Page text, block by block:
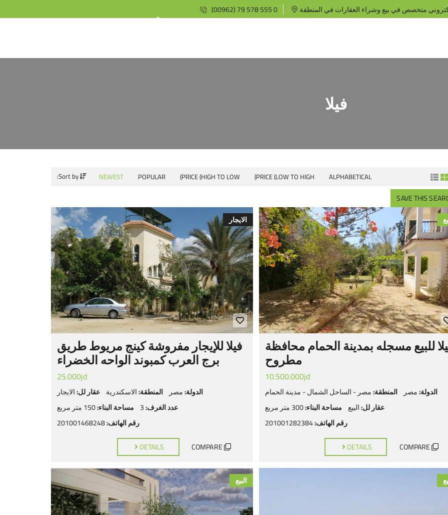
(00962) 79 578 555 0 متخصص في بيع وشراء العقارات في المنطقة
فيلا
NEWEST POPULAR PRICE (HIGH TO LOW) PRICE (LOW TO HIGH) ALPHABETICAL
SAVE THIS
للبيع مسجله بمدينة الحمام محافظة
مطروح
10.500.000jd
الدولة:مصر المنطقة:مصر - الساحل الشمال - مدينة الحمام
عقار لل:البيع مساحة البناء:300 متر مربع
رقم الهاتف:201001282384
COMPARE
DETAILS
الايجار
فيلا للإيجار مفروشة كينج مريوط طريق
برج العرب كمبوند الواحه الخضراء
25.000jd
الدولة:مصر المنطقة:الاسكندرية عقار لل:الايجار
عدد الغرف:3 مساحة البناء:150 متر مربع
رقم الهاتف:201001468248
DETAILS
البيع